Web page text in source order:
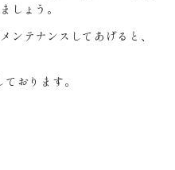
しょう。
ンテナンスしてあげると、
おります。